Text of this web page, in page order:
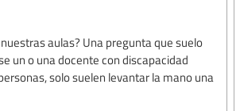
aulas? Una pregunta que suelo
un o una docente con discapacidad
solo suelen levantar la mano una